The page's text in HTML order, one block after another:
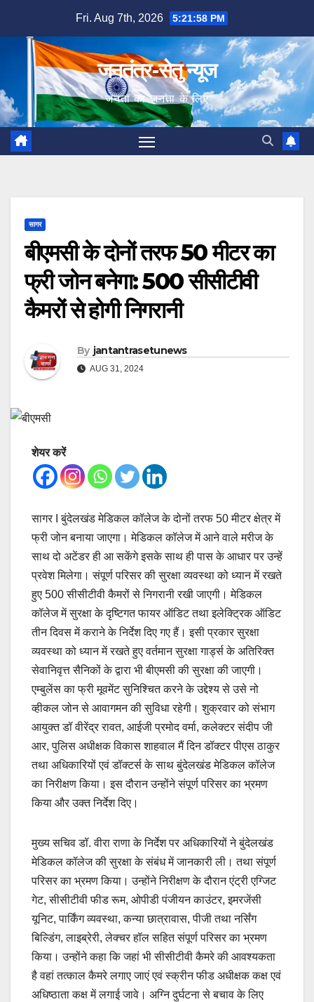
content
Fri. Aug 7th, 2026 5:21:59 PM
जनतंत्र-सेतु न्यूज
जनता का जनता के लिए
सागर
बीएमसी के दोनों तरफ 50 मीटर का
फ्री जोन बनेगा: 500 सीसीटीवी
कैमरों से होगी निगरानी
By jantantrasetunews
AUG 31, 2024
शेयर करें
सागर I बुंदेलखंड मेडिकल कॉलेज के दोनों तरफ 50 मीटर क्षेत्र में
फ्री जोन बनाया जाएगा। मेडिकल कॉलेज में आने वाले मरीज के
साथ दो अटेंडर ही आ सकेंगे इसके साथ ही पास के आधार पर उन्हें
प्रवेश मिलेगा। संपूर्ण परिसर की सुरक्षा व्यवस्था को ध्यान में रखते
हुए 500 सीसीटीवी कैमरों से निगरानी रखी जाएगी। मेडिकल
कॉलेज में सुरक्षा के दृष्टिगत फायर ऑडिट तथा इलेक्ट्रिक ऑडिट
तीन दिवस में कराने के निर्देश दिए गए हैं। इसी प्रकार सुरक्षा
व्यवस्था को ध्यान में रखते हुए वर्तमान सुरक्षा गार्ड्स के अतिरिक्त
सेवानिवृत्त सैनिकों के द्वारा भी बीएमसी की सुरक्षा की जाएगी।
एम्बुलेंस का फ्री मूवमेंट सुनिश्चित करने के उद्देश्य से उसे नो
व्हीकल जोन से आवागमन की सुविधा रहेगी। शुक्रवार को संभाग
आयुक्त डॉ वीरेंद्र रावत, आईजी प्रमोद वर्मा, कलेक्टर संदीप जी
आर, पुलिस अधीक्षक विकास शाहवाल मैं दिन डॉक्टर पीएस ठाकुर
तथा अधिकारियों एवं डॉक्टर्स के साथ बुंदेलखंड मेडिकल कॉलेज
का निरीक्षण किया। इस दौरान उन्होंने संपूर्ण परिसर का भ्रमण
किया और उक्त निर्देश दिए।
मुख्य सचिव डॉ. वीरा राणा के निर्देश पर अधिकारियों ने बुंदेलखंड
मेडिकल कॉलेज की सुरक्षा के संबंध में जानकारी ली। तथा संपूर्ण
परिसर का भ्रमण किया। उन्होंने निरीक्षण के दौरान एंट्री एग्जिट
गेट, सीसीटीवी फीड रूम, ओपीडी पंजीयन काउंटर, इमरजेंसी
यूनिट, पार्किंग व्यवस्था, कन्या छात्रावास, पीजी तथा नर्सिंग
बिल्डिंग, लाइब्रेरी, लेक्चर हॉल सहित संपूर्ण परिसर का भ्रमण
किया। उन्होंने कहा कि जहां भी सीसीटीवी कैमरे की आवश्यकता
है वहां तत्काल कैमरे लगाए जाएं एवं स्क्रीन फीड अधीक्षक कक्ष एवं
अधिष्ठाता कक्ष में लगाई जावे। अग्नि दुर्घटना से बचाव के लिए